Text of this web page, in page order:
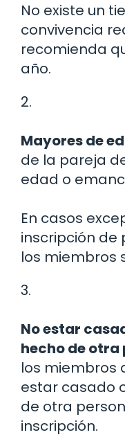
No existe un
convivencia
recomienda
año.
2.
Mayores de
de la pareja
edad o
En casos
inscripción de
los miembros
3.
No estar
hecho de otra
los miembros
estar casado
de otra
inscripción.